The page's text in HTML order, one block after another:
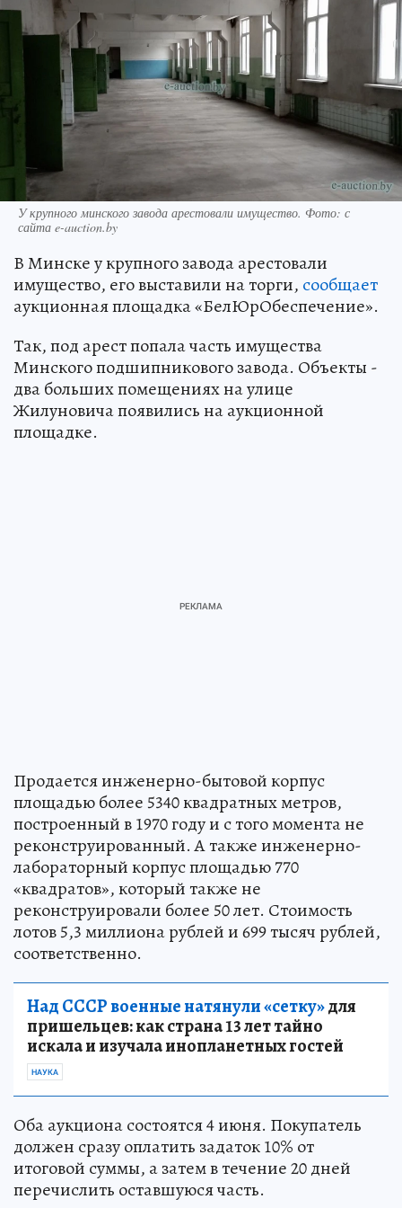
У крупного минского завода арестовали имущество. Фото: с
сайта e-auction.by
В Минске у крупного завода арестовали
имущество, его выставили на торги, сообщает
аукционная площадка «БелЮрОбеспечение».
Так, под арест попала часть имущества
Минского подшипникового завода. Объекты -
два больших помещениях на улице
Жилуновича появились на аукционной
площадке.
Продается инженерно-бытовой корпус
площадью более 5340 квадратных метров,
построенный в 1970 году и с того момента не
реконструированный. А также инженерно-
лабораторный корпус площадью 770
«квадратов», который также не
реконструировали более 50 лет. Стоимость
лотов 5,3 миллиона рублей и 699 тысяч рублей,
соответственно.
Над СССР военные натянули «сетку»для
пришельцев: как страна 13 лет тайно
искала и изучала инопланетных гостей
НАУКА
Оба аукциона состоятся 4 июня. Покупатель
должен сразу оплатить задаток 10% от
итоговой суммы, а затем в течение 20 дней
перечислить оставшуюся часть.